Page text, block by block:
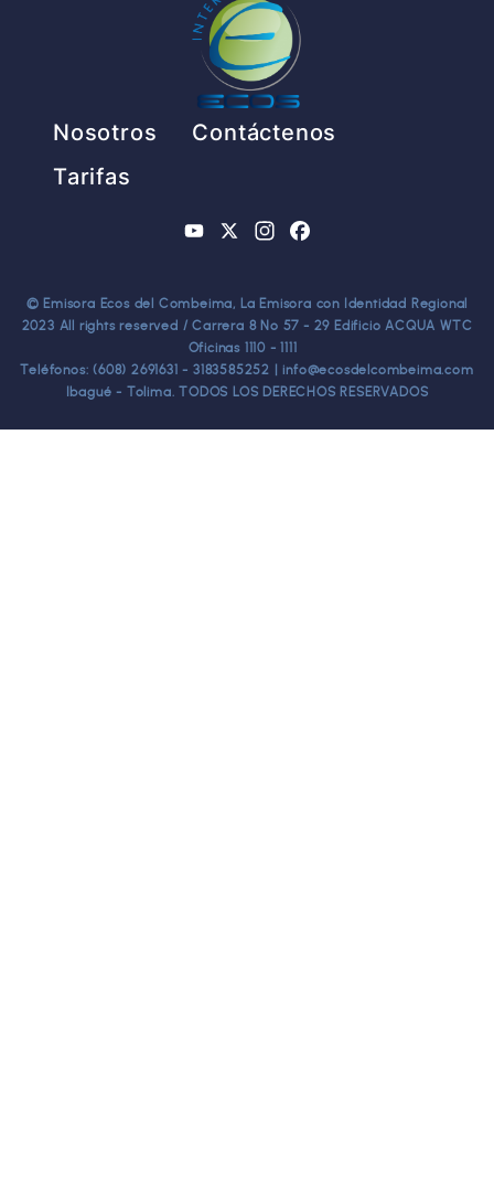
Pie de página
Nosotros
Contáctenos
Tarifas
YouTube
X Instagram
© Emisora Ecos del Combeima, La Emisora con Identidad Regional
2023 All rights reserved / Carrera 8 No 57 - 29 Edificio ACQUA WTC
Oficinas 1110 - 1111
Teléfonos: (608) 2691631 - 3183585252 | info@ecosdelcombeima.com
Ibagué - Tolima. TODOS LOS DERECHOS RESERVADOS